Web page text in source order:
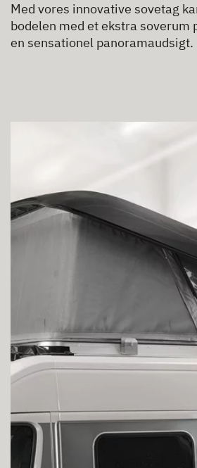
Med vores innovative sovetag
bodelen med et ekstra soverum
en sensationel panoramaudsigt.